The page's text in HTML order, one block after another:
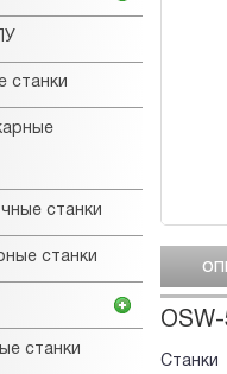
станки
станки
станки
станки
Станки